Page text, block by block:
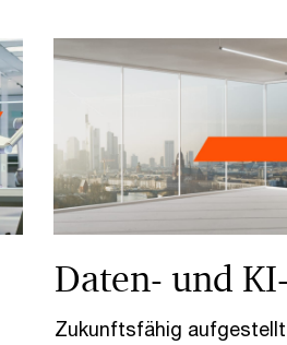
Daten- und
Zukunftsfähig